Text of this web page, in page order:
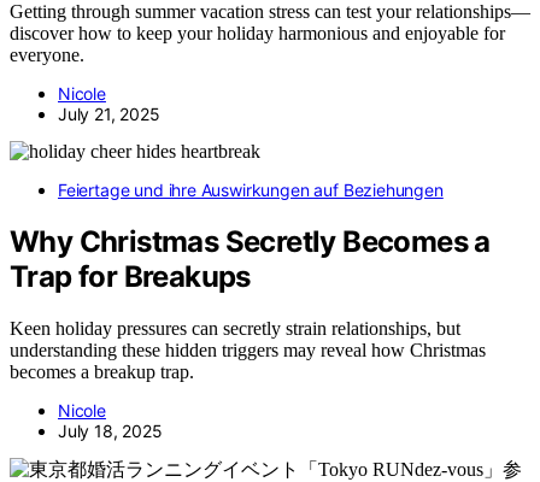
Getting through summer vacation stress can test your relationships—
discover how to keep your holiday harmonious and enjoyable for
everyone.
Nicole
July 21, 2025
Feiertage und ihre Auswirkungen auf Beziehungen
Why Christmas Secretly Becomes a
Trap for Breakups
Keen holiday pressures can secretly strain relationships, but
understanding these hidden triggers may reveal how Christmas
becomes a breakup trap.
Nicole
July 18, 2025